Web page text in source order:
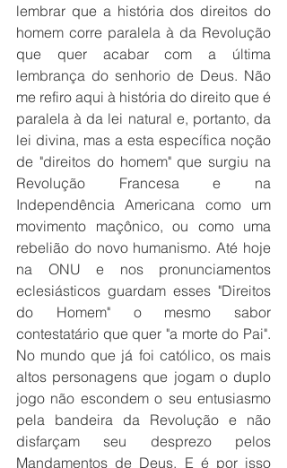
lembrar que a história dos direitos do
homem corre paralela à da Revolução
que quer acabar com a última
lembrança do senhorio de Deus. Não
me refiro aqui à história do direito que é
paralela à da lei natural e, portanto, da
lei divina, mas a esta específica noção
de "direitos do homem" que surgiu na
Revolução Francesa e na
Independência Americana como um
movimento maçônico, ou como uma
rebelião do novo humanismo. Até hoje
na ONU e nos pronunciamentos
eclesiásticos guardam esses "Direitos
do Homem" o mesmo sabor
contestatário que quer "a morte do Pai".
No mundo que já foi católico, os mais
altos personagens que jogam o duplo
jogo não escondem o seu entusiasmo
pela bandeira da Revolução e não
disfarçam seu desprezo pelos
Mandamentos de Deus. E é por isso